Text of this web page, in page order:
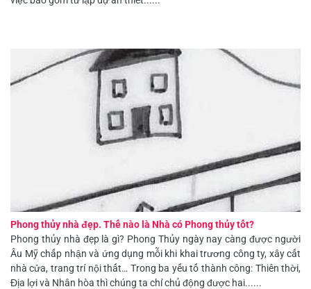
Phong thủy nhà đẹp. Thế nào là Nhà có Phong thủy tốt?
Phong thủy nhà đẹp là gì? Phong Thủy ngày nay càng được người
Âu Mỹ chấp nhận và ứng dụng mỗi khi khai trương công ty, xây cất
nhà cửa, trang trí nội thất… Trong ba yếu tố thành công: Thiên thời,
Địa lợi và Nhân hòa thì chúng ta chỉ chủ động được hai......